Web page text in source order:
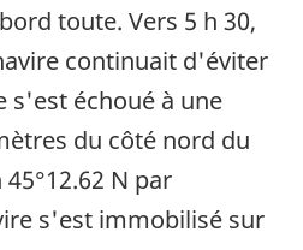
toute. Vers 5 h 30,
continuait d'éviter
s'est échoué à une
du côté nord du
N par
s'est immobilisé sur